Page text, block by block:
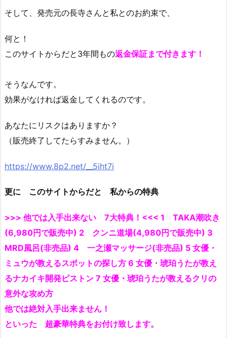
そして、発売元の長寺さんと私とのお約束で、
何と！
このサイトからだと3年間もの返金保証まで付きます！
そうなんです。
効果がなければ返金してくれるのです。
あなたにリスクはありますか？
（販売終了してたらすみません。）
https://www.8p2.net/__5iht7i
更に このサイトからだと 私からの特典
>>> 他では入手出来ない 7大特典！<<< 1 TAKA潮吹き
(6,980円で販売中) 2 クンニ道場(4,980円で販売中) 3
MRD風呂(非売品) 4 一之瀬マッサージ(非売品) 5 女優・
ミュウが教えるスポットの探し方 6 女優・琥珀うたが教え
るナカイキ開発ピストン 7 女優・琥珀うたが教えるクリの
意外な攻め方
他では絶対入手出来ません！
といった 超豪華特典をお付け致します。